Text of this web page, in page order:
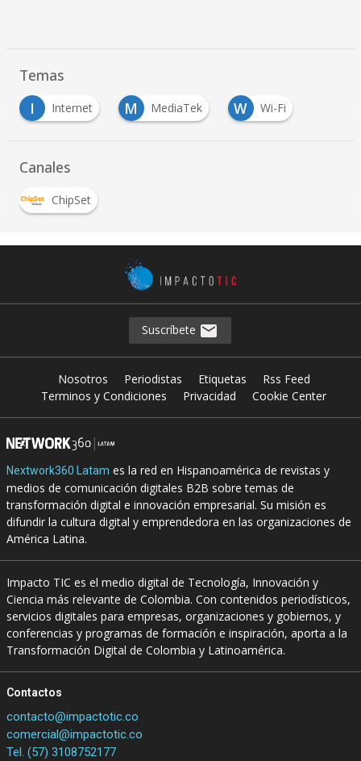
Temas
I
Internet M MediaTek W Wi-Fi
Canales
ChipSet
Suscríbete
Nosotros Periodistas Etiquetas
Rss Feed
Terminos y Condiciones
Privacidad Cookie Center
Nextwork360 Latam es la red en Hispanoamérica de revistas y
medios de comunicación digitales B2B sobre temas de
transformación digital e innovación empresarial. Su misión es
difundir la cultura digital y emprendedora en las organizaciones de
América Latina.
Impacto TIC es el medio digital de Tecnología, Innovación y
Ciencia más relevante de Colombia. Con contenidos periodísticos,
servicios digitales para empresas, organizaciones y gobiernos, y
conferencias y programas de formación e inspiración, aporta a la
Transformación Digital de Colombia y Latinoamérica.
Contactos
contacto@impactotic.co
comercial@impactotic.co
Tel. (57) 3108752177